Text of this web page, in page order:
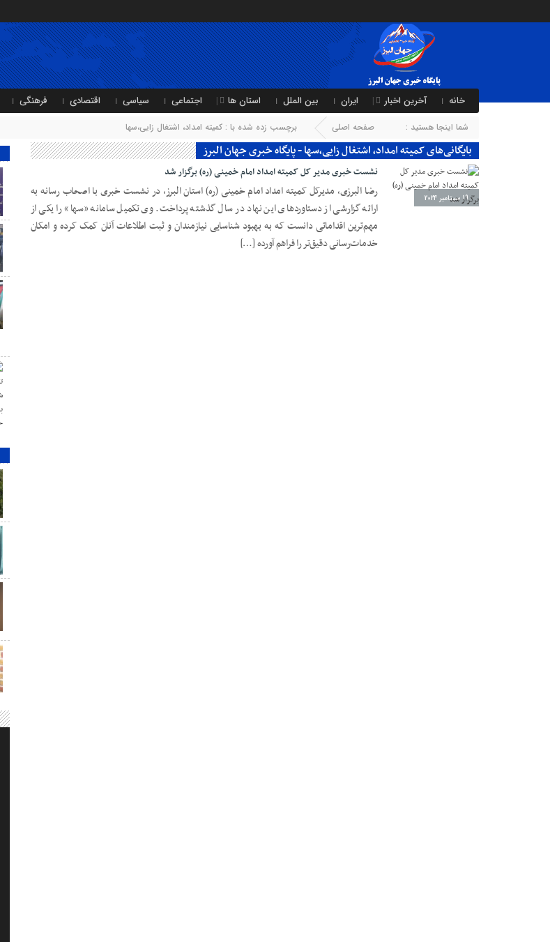
خانه آخرین اخبار ایران بین الملل استان ها اجتماعی سیاسی اقتصادی فرهنگی
شما اینجا هستید : صفحه اصلی برچسب زده شده با : کمیته امداد، اشتغال زایی،سها
بایگانی‌های کمیته امداد، اشتغال زایی،سها - پایگاه خبری جهان البرز
19 سپتامبر 2024
نشست خبری مدیر کل کمیته امداد امام خمینی (ره) برگزار شد
رضا البرزی، مدیرکل کمیته امداد امام خمینی (ره) استان البرز، در نشست خبری با اصحاب رسانه به
ارائه گزارشی از دستاوردهای این نهاد در سال گذشته پرداخت. وی تکمیل سامانه «سها» را یکی از
مهم‌ترین اقداماتی دانست که به بهبود شناسایی نیازمندان و ثبت اطلاعات آنان کمک کرده و امکان
خدمات‌رسانی دقیق‌تر را فراهم آورده […]